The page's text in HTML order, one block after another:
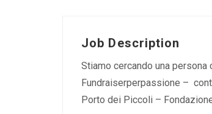
Job Description
Stiamo cercando una
Fundraiserperpassione –
Porto dei Piccoli –